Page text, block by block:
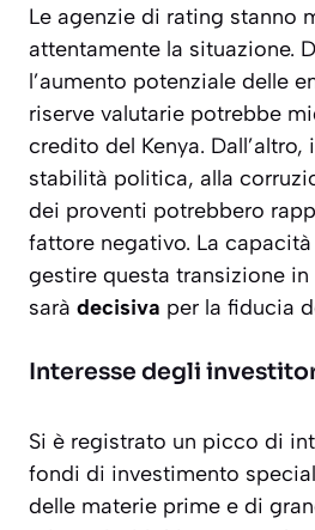
Le agenzie di rating stanno
attentamente la situazione.
l’aumento potenziale delle
riserve valutarie potrebbe
credito del Kenya.
stabilità politica, alla
dei proventi potrebbero
fattore negativo. La
gestire questa transizione
sarà decisiva per la fiducia
Interesse degli
Si è registrato un picco di
fondi di investimento
delle materie prime e di